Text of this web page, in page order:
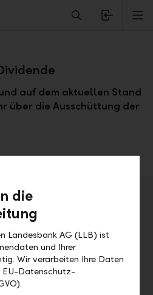
auf dem aktuellen Stand
über die Ausschüttung der
Uhrzeit
die
Landesbank AG (LLB) ist
und Ihrer
Wir verarbeiten Ihre Daten
EU-Datenschutz-